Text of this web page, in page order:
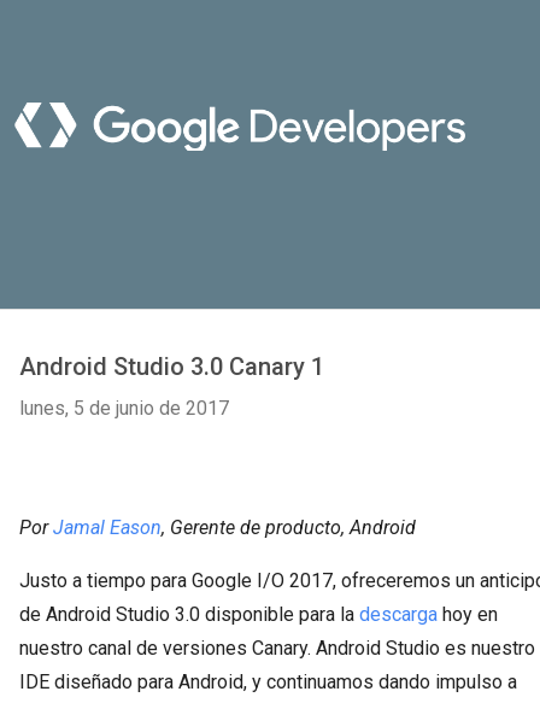
Android Studio 3.0 Canary 1
lunes, 5 de junio de 2017
PorJamal Eason, Gerente de producto, Android
Justo a tiempo para Google I/O 2017, ofreceremos un
de Android Studio 3.0 disponible para la descarga hoy en
nuestro canal de versiones Canary. Android Studio es nuestro
IDE diseñado para Android, y continuamos dando impulso a